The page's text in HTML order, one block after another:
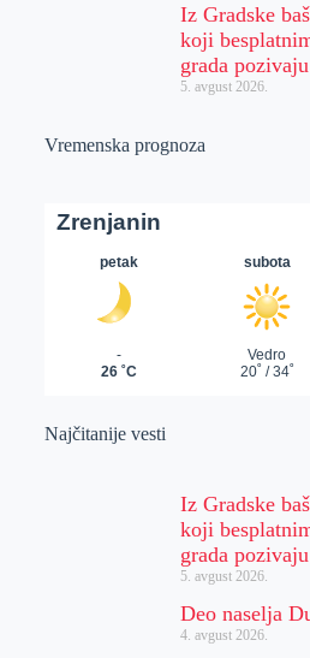
Iz Gradske
koji
grada
5. avgust 2026.
Vremenska prognoza
Najčitanije vesti
Iz Gradske
koji
grada
5. avgust 2026.
Deo naselja
4. avgust 2026.